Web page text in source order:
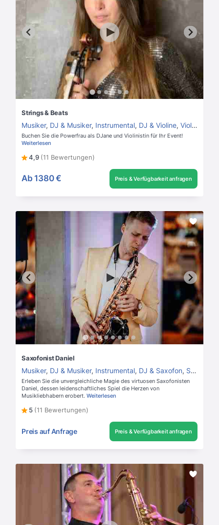
Strings & Beats
Musiker, DJ & Musiker, Instrumental, DJ & Violine, Violinist
Buchen Sie die Powerfrau als DJane und Violinistin für Ihr Event!
Weiterlesen
4,9 (11 Bewertungen)
Ab 1380 € Preis & Verfügbarkeit anfragen
Saxofonist Daniel
Musiker, DJ & Musiker, Instrumental, DJ & Saxofon, Saxofonist
Erleben Sie die unvergleichliche Magie des virtuosen Saxofonisten
Daniel, dessen leidenschaftliches Spiel die Herzen von
Musikliebhabern erobert. Weiterlesen
5 (11 Bewertungen)
Preis auf Anfrage Preis & Verfügbarkeit anfragen